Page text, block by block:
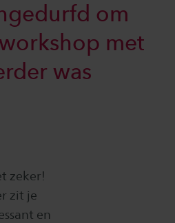
om
met
was
zeker!
zit je
en